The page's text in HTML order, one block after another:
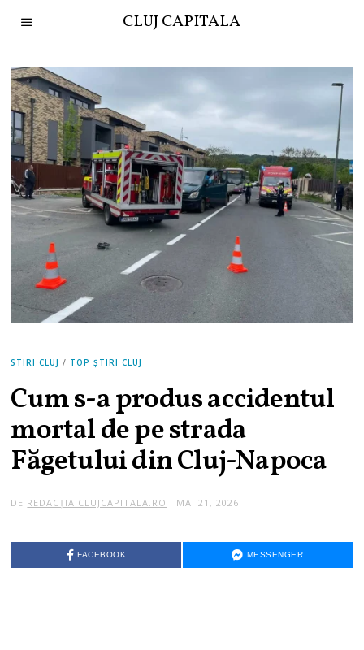
CLUJ CAPITALA
STIRI CLUJ / TOP ȘTIRI CLUJ
Cum s-a produs accidentul
mortal de pe strada
Făgetului din Cluj-Napoca
DE REDACȚIA CLUJCAPITALA.RO MAI 21, 2026
FACEBOOK MESSENGER